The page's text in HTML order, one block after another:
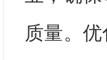
质量。